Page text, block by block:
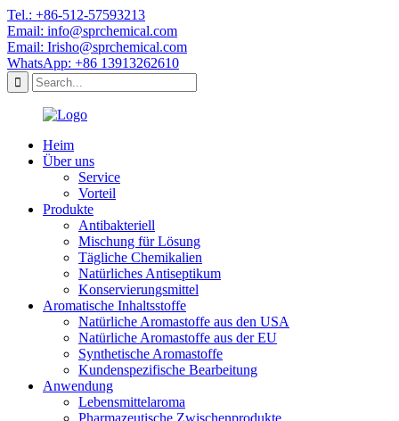
Tel.: +86-512-57593213
Email: info@sprchemical.com
Email: Irisho@sprchemical.com
WhatsApp: +86 13913262610
Heim
Über uns
Service
Vorteil
Produkte
Antibakteriell
Mischung für Lösung
Tägliche Chemikalien
Natürliches Antiseptikum
Konservierungsmittel
Aromatische Inhaltsstoffe
Natürliche Aromastoffe aus den USA
Natürliche Aromastoffe aus der EU
Synthetische Aromastoffe
Kundenspezifische Bearbeitung
Anwendung
Lebensmittelaroma
Pharmazeutische Zwischenprodukte